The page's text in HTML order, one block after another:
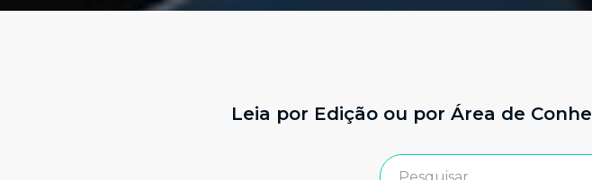
Leia por Edição ou por Área de